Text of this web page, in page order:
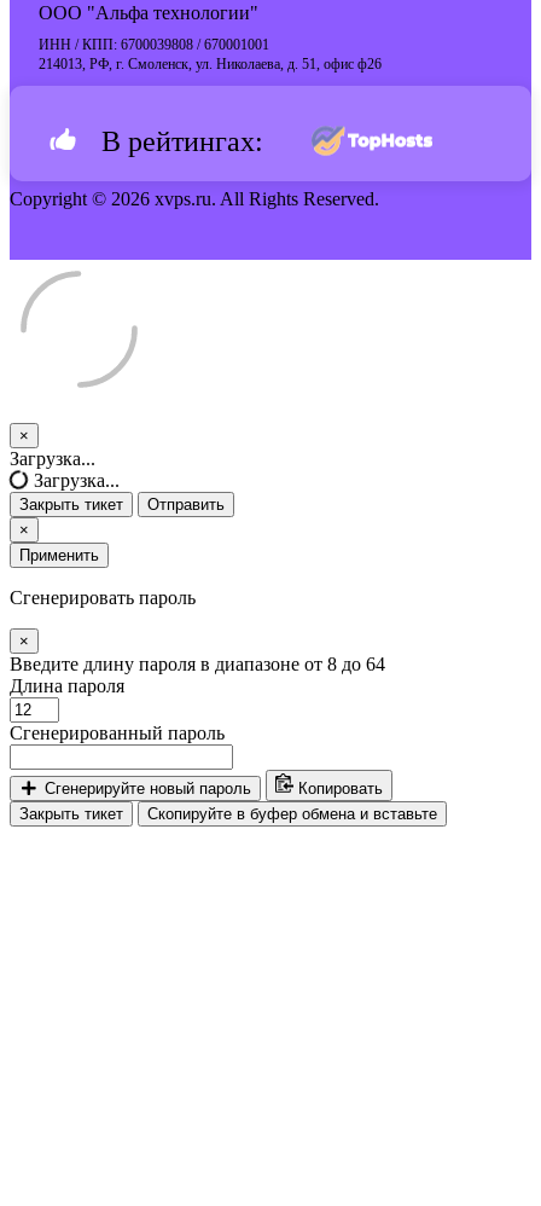
ООО "Альфа технологии"
ИНН / КПП: 6700039808 / 670001001
214013, РФ, г. Смоленск, ул. Николаева, д. 51, офис ф26
В рейтингах:
Copyright © 2026 xvps.ru. All Rights Reserved.
×
Закрыть
тикет
Загрузка...
Загрузка...
Закрыть тикет
Отправить
×
Применить
Сгенерировать пароль
×
Введите длину пароля в диапазоне от 8 до 64
Длина пароля
Сгенерированный пароль
Сгенерируйте новый пароль
Копировать
Закрыть тикет
Скопируйте в буфер обмена и вставьте